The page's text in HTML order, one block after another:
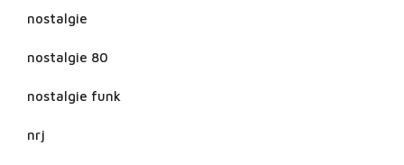
nostalgie
nostalgie 80
nostalgie funk
nrj